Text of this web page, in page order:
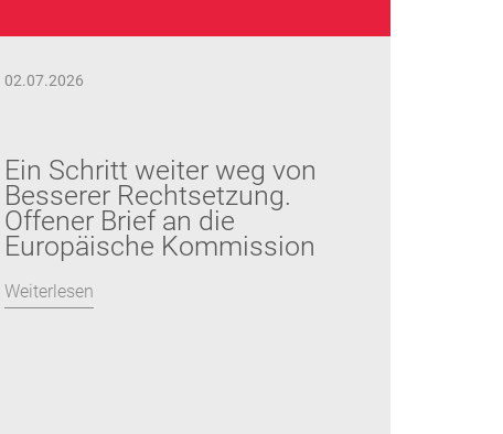
02.07.2026
Ein Schritt weiter weg von
Besserer Rechtsetzung.
Offener Brief an die
Europäische Kommission
Weiterlesen